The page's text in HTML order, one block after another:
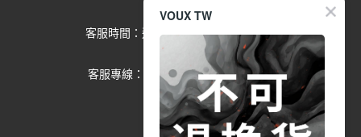
客服時間：週一到週五 09:00-17:00
(例假日除外)
客服專線：02-2791-1602 分機553
VOUX TW